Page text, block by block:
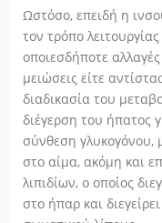
Ωστόσο, επειδή η
τον τρόπο
οποιεσδήποτε
μειώσεις είτε
διαδικασία του
διέγερση του ήπατος
σύνθεση γλυκογόνου,
στο αίμα, ακόμη και
λιπιδίων, ο οποίος
στο ήπαρ και